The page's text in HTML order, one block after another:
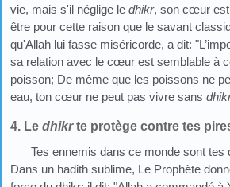
vie, mais s'il néglige le dhikr, son cœur est
être pour cette raison que le savant
qu'Allah lui fasse miséricorde, a dit:
sa relation avec le cœur est semblable à
poisson; De même que les poissons ne
eau, ton cœur ne peut pas vivre sans
4. Le dhikrte protège contre tes
Tes ennemis dans ce monde sont
Dans un hadith sublime, Le Prophète